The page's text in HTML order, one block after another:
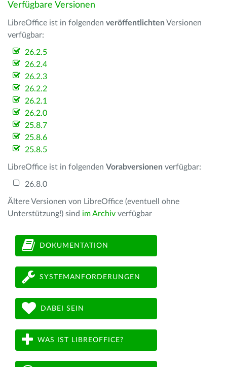
Verfügbare Versionen
LibreOffice ist in folgenden veröffentlichten Versionen
verfügbar:
26.2.5
26.2.4
26.2.3
26.2.2
26.2.1
26.2.0
25.8.7
25.8.6
25.8.5
LibreOffice ist in folgenden Vorabversionen verfügbar:
26.8.0
Ältere Versionen von LibreOffice (eventuell ohne
Unterstützung!) sind im Archiv verfügbar
DOKUMENTATION
SYSTEMANFORDERUNGEN
DABEI SEIN
WAS IST LIBREOFFICE?